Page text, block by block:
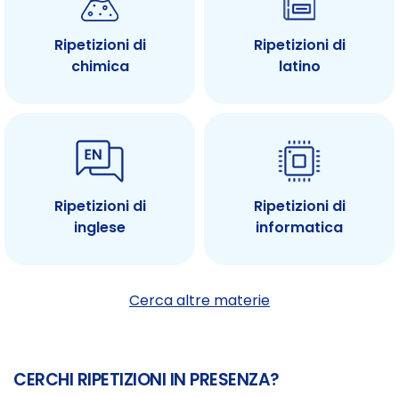
Ripetizioni di
chimica
Ripetizioni di
latino
Ripetizioni di
inglese
Ripetizioni di
informatica
Cerca altre materie
CERCHI RIPETIZIONI IN PRESENZA?